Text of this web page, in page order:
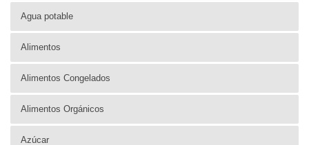
Agua potable
Alimentos
Alimentos Congelados
Alimentos Orgánicos
Azúcar